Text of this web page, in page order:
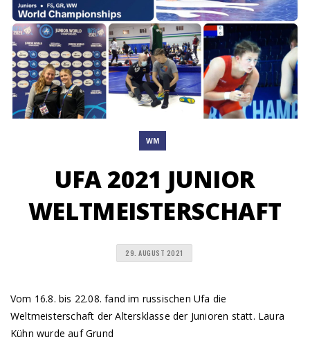
WM
UFA 2021 JUNIOR
WELTMEISTERSCHAFT
29. AUGUST 2021
Vom 16.8. bis 22.08. fand im russischen Ufa die
Weltmeisterschaft der Altersklasse der Junioren statt. Laura
Kühn wurde auf Grund